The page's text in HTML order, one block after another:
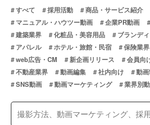
すべて 採用活動
商品・サービス紹介
マニュアル・ハウツー動画
企業PR動画
建築業界
化粧品・美容用品 ブランデ
アパレル
ホテル・旅館・民宿
保険業
web広告・CM
新企画リリース
会員向
不動産業界
動画編集 社内向け
動
SNS動画
動画マーケティング 業界別